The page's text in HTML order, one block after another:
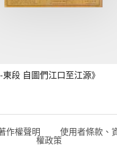
東段 自圖們江口至江源》
作權聲明 使用者條款、
權政策